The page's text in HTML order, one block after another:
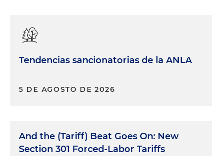
Tendencias sancionatorias de la ANLA
5 DE AGOSTO DE 2026
And the (Tariff) Beat Goes On: New
Section 301 Forced-Labor Tariffs